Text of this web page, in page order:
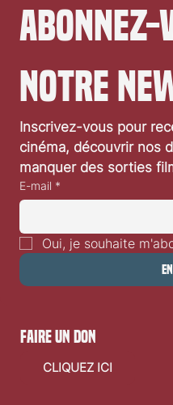
Abonnez-
notre
Inscrivez-vous pour
cinéma, découvrir nos
manquer des sorties
E-mail *
Oui, je souhaite
faire un don
CLIQUEZ ICI